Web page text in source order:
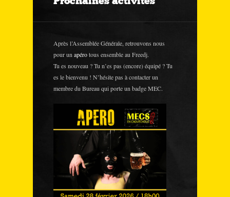
Après l’Assemblée Générale, retrouvons nous
pour un apérotous ensemble au Freedj.
Tu es nouveau ? Tu n’es pas (encore) équipé ? Tu
es le bienvenu ! N’hésite pas à contacter un
membre du Bureau qui porte un badge MEC.